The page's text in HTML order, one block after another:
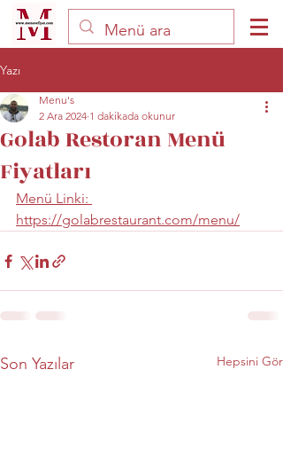
Yazı
Golab Restoran Menü
Fiyatları
Menu's
2 Ara 2024 1 dakikada okunur
Menü Linki:
https://golabrestaurant.com/menu/
Son Yazılar Hepsini Gör